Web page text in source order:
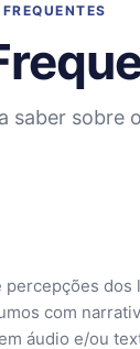
saber sobre
dos
com
áudio e/ou